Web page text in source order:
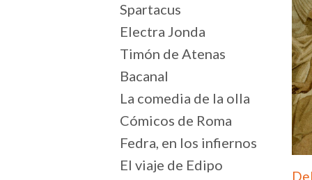
Spartacus
Electra Jonda
Timón de Atenas
Bacanal
La comedia de la olla
Cómicos de Roma
Fedra, en los infiernos
El viaje de Edipo